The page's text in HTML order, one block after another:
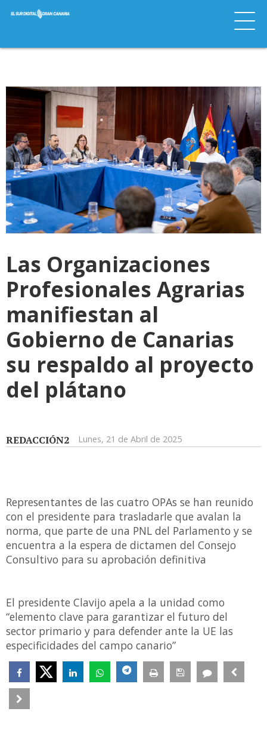
Las Organizaciones
Profesionales Agrarias
manifiestan al
Gobierno de Canarias
su respaldo al proyecto
del plátano
REDACCIÓN2 Lunes, 21 de Abril de 2025
Representantes de las cuatro OPAs se han reunido
con el presidente para trasladarle que avalan la
norma, que parte de una PNL del Parlamento y se
encuentra a la espera de dictamen del Consejo
Consultivo para su aprobación definitiva
El presidente Clavijo apela a la unidad como
“elemento clave para garantizar el futuro del
sector primario y para defender ante la UE las
especificidades del campo canario”